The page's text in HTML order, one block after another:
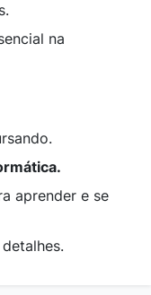
na
aprender e se